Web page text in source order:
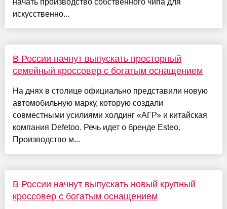
начать производство собственного чипа для
искусственно...
В России начнут выпускать просторный
семейный кроссовер с богатым оснащением
На днях в столице официально представили новую
автомобильную марку, которую создали
совместными усилиями холдинг «АГР» и китайская
компания Defetoo. Речь идет о бренде Esteo.
Производство м...
В России начнут выпускать новый крупный
кроссовер с богатым оснащением